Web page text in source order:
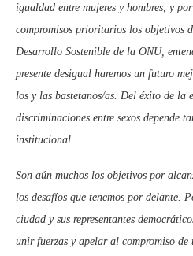
igualdad entre mujeres y hombres, y
compromisos prioritarios los objetivos
Desarrollo Sostenible de la ONU,
presente desigual haremos un futuro
los y las bastetanos/as. Del éxito de la
discriminaciones entre sexos depende
institucional.
Son aún muchos los objetivos por
los desafíos que tenemos por delante.
ciudad y sus representantes
unir fuerzas y apelar al compromiso de